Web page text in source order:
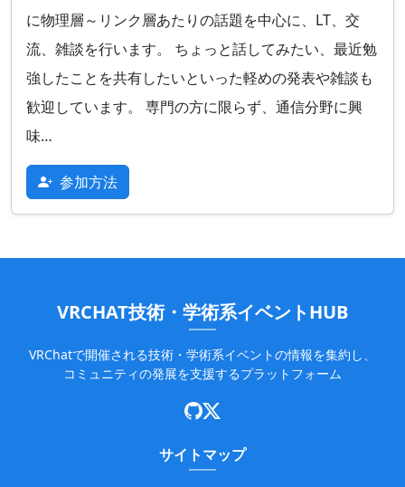
に物理層～リンク層あたりの話題を中心に、LT、交
流、雑談を行います。 ちょっと話してみたい、最近勉
強したことを共有したいといった軽めの発表や雑談も
歓迎しています。 専門の方に限らず、通信分野に興
味…
参加方法
VRCHAT技術・学術系イベントHUB
VRChatで開催される技術・学術系イベントの情報を集約し、
コミュニティの発展を支援するプラットフォーム
サイトマップ